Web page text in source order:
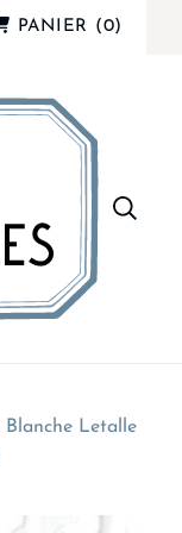
PANIER (0)
Blanche Letalle